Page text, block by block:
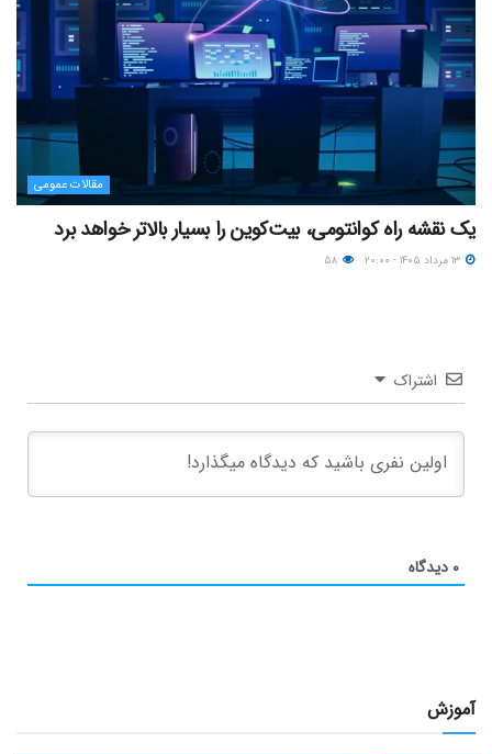
مقالات عمومی
یک نقشه راه کوانتومی، بیت‌کوین را بسیار بالاتر خواهد برد
اشتراک
۰ دیدگاه
آموزش